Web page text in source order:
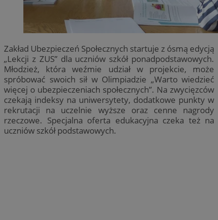
Zakład Ubezpieczeń Społecznych startuje z ósmą edycją
„Lekcji z ZUS” dla uczniów szkół ponadpodstawowych.
Młodzież, która weźmie udział w projekcie, może
spróbować swoich sił w Olimpiadzie „Warto wiedzieć
więcej o ubezpieczeniach społecznych”. Na zwycięzców
czekają indeksy na uniwersytety, dodatkowe punkty w
rekrutacji na uczelnie wyższe oraz cenne nagrody
rzeczowe. Specjalna oferta edukacyjna czeka też na
uczniów szkół podstawowych.